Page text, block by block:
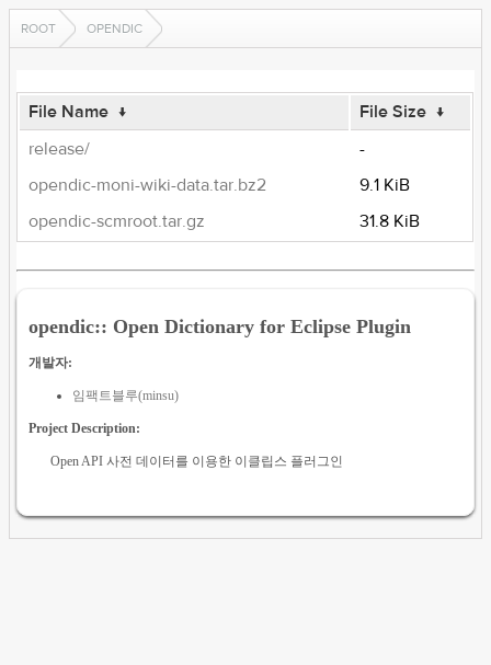
ROOT OPENDIC
File Name ↓ File Size ↓
release/
-
opendic-moni-wiki-data.tar.bz2
9.1 KiB
opendic-scmroot.tar.gz
31.8 KiB
opendic:: Open Dictionary for Eclipse Plugin
개발자:
임팩트블루(minsu)
Project Description:
Open API 사전 데이터를 이용한 이클립스 플러그인